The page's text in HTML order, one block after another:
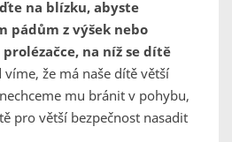
na blízku, abyste
pádům z výšek nebo
na níž se dítě
víme, že má naše dítě větší
mu bránit v pohybu,
pro větší bezpečnost nasadit